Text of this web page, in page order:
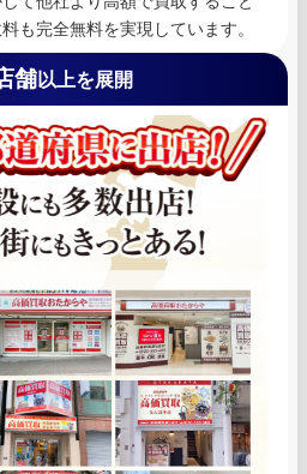
も完全無料を実現しています。
舗以上を展開